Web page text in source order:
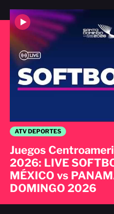
ATV DEPORTES
Juegos
2026: LIVE
MÉXICO vs
DOMINGO 2026